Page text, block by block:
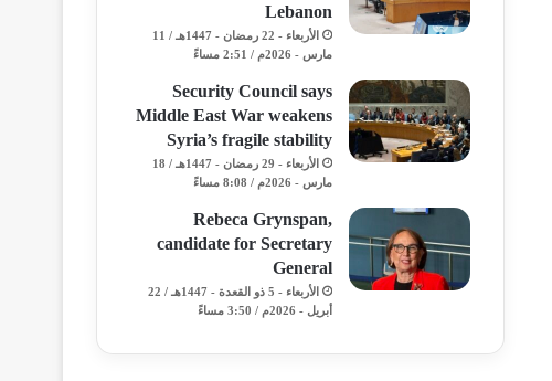
Lebanon
الأربعاء - 22 رمضان - 1447هـ / 11
مارس - 2026م / 2:51 مساءً
Security Council says
Middle East War weakens
Syria’s fragile stability
الأربعاء - 29 رمضان - 1447هـ / 18
مارس - 2026م / 8:08 مساءً
Rebeca Grynspan,
candidate for Secretary
General
الأربعاء - 5 ذو القعدة - 1447هـ / 22
أبريل - 2026م / 3:50 مساءً